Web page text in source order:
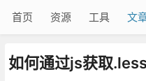
首页 资源 工具 文
如何通过js获取